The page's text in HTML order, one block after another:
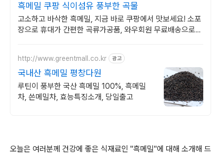
흑메밀 쿠팡 식이섬유 풍부한 곡물
고소하고 바삭한 흑메밀, 지금 바로 쿠팡에서 맛보세요! 소포
장으로 휴대가 간편한 곡류가공품, 와우회원 무료배송으로
http://www.greentmall.co.kr 광고
국내산 흑메밀 평창다원
루틴이 풍부한 국산 흑메밀 100%, 흑메밀
차, 쓴메밀차, 효능특징소개, 당일출고
오늘은 여러분께 건강에 좋은 식재료인 "흑메밀"에 대해 소개해 드